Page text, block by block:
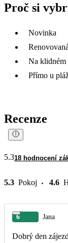
Proč si
Novinka
Na klidném
Přímo u
Recenze
5.318 hodnocení
5.3 Pokoj 4.6
6 Jana
Dobrý den